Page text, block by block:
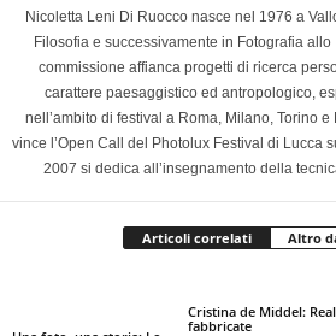
Nicoletta Leni Di Ruocco nasce nel 1976 a
Filosofia e successivamente in Fotografia allo
commissione affianca progetti di ricerca
carattere paesaggistico ed antropologico,
nell’ambito di festival a Roma, Milano, Torino
vince l’Open Call del Photolux Festival di Lucca
2007 si dedica all’insegnamento della
Articoli correlati Altro
Cristina de Middel:
fabbricate